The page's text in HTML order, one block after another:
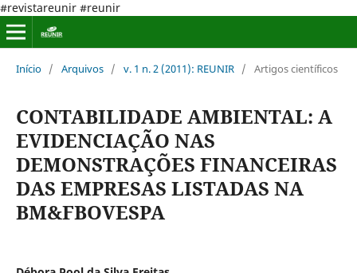
#revistareunir #reunir
Início / Arquivos / v. 1 n. 2 (2011): REUNIR / Artigos científicos
CONTABILIDADE AMBIENTAL: A
EVIDENCIAÇÃO NAS
DEMONSTRAÇÕES FINANCEIRAS
DAS EMPRESAS LISTADAS NA
BM&FBOVESPA